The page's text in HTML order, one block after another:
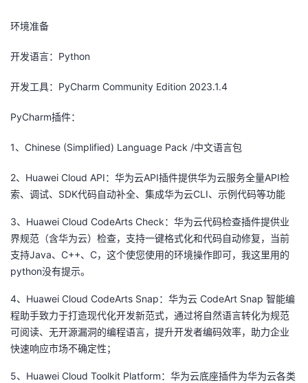
程
认
证
的
实
验
我
的
收
藏
持
建
议
环境准备
开发语言：Python
开发工具：PyCharm Community Edition 2023.1.4
PyCharm插件：
1、Chinese (Simplified) Language Pack /中文语言包
2、Huawei Cloud API：华为云API插件提供华为云服务全量API检
索、调试、SDK代码自动补全、集成华为云CLI、示例代码等功能
3、Huawei Cloud CodeArts Check：华为云代码检查插件提供业
界规范（含华为云）检查，支持一键格式化和代码自动修复，当前
支持Java、C++、C，这个使您使用的环境操作即可，我这里用的
python没有提示。
4、Huawei Cloud CodeArts Snap：华为云 CodeArt Snap 智能编
程助手致力于打造现代化开发新范式，通过将自然语言转化为规范
可阅读、无开源漏洞的编程语言，提升开发者编码效率，助力企业
快速响应市场不确定性；
5、Huawei Cloud Toolkit Platform：华为云底座插件为华为云各类